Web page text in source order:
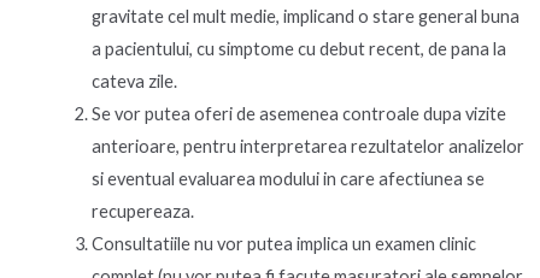
gravitate cel mult medie, implicand o stare general buna
a pacientului, cu simptome cu debut recent, de pana la
cateva zile.
Se vor putea oferi de asemenea controale dupa vizite
anterioare, pentru interpretarea rezultatelor analizelor
si eventual evaluarea modului in care afectiunea se
recupereaza.
Consultatiile nu vor putea implica un examen clinic